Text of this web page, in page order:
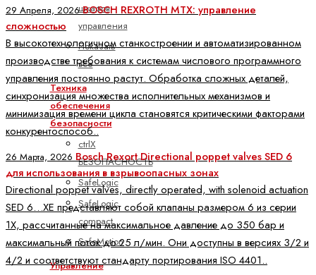
шкафов
управления
Показать
все
Техника
обеспечения
безопасности
ctrlX
БЕЗОПАСНОСТЬ
SafeLogic
SafeLogic
compact
SafeMotion
Управление
29 Апреля, 2026BOSCH REXROTH MTX: управление
сложностью
В высокотехнологичном станкостроении и автоматизированном
производстве требования к системам числового программного
управления постоянно растут. Обработка сложных деталей,
синхронизация множества исполнительных механизмов и
минимизация времени цикла становятся критическими факторами
конкурентоспособ..
26 Марта, 2026 Bosch Rexort Directional poppet valves SED 6
для использования в взрывоопасных зонах
Directional poppet valves, directly operated, with solenoid actuation
SED 6…XE представляют собой клапаны размером 6 из серии
1X, рассчитанные на максимальное давление до 350 бар и
максимальный поток до 25 л/мин. Они доступны в версиях 3/2 и
4/2 и соответствуют стандарту портирования ISO 4401..